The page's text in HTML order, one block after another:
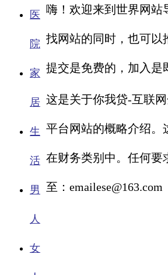
医
院
家
居
生
活
男
人
女
嗨！欢迎来到世界网站
找网站的同时，也可以
提交是免费的，加入是
这是关于你我贷-互联
平台网站的概略介绍。
在财务类别中。任何要
至：emailese@163.com